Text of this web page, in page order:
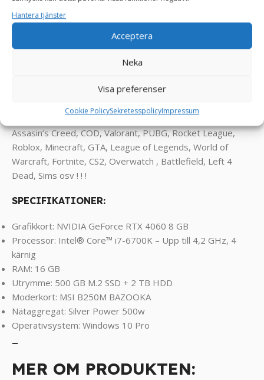
Hantera tjänster
Acceptera
Neka
Visa preferenser
Cookie PolicySekretesspolicyImpressum
Med flera färgalternativ kan du anpassa belysningen för att
matcha din personliga stil och speltema. För att säkerställa
att komponenterna håller sig svala under intensiva
spelsessioner är chassit utrustat med tre fläktar – två på
Klarar spel som Enshrouded, Palworld, FarCry, RDR2,
Assasin’s Creed, COD, Valorant, PUBG, Rocket League,
Roblox, Minecraft, GTA, League of Legends, World of
Warcraft, Fortnite, CS2, Overwatch , Battlefield, Left 4
Dead, Sims osv ! ! !
SPECIFIKATIONER:
Grafikkort: NVIDIA GeForce RTX 4060 8 GB
Processor: Intel® Core™ i7-6700K – Upp till 4,2 GHz, 4
kärnig
RAM: 16 GB
Utrymme: 500 GB M.2 SSD + 2 TB HDD
Moderkort: MSI B250M BAZOOKA
Nätaggregat: Silver Power 500w
Operativsystem: Windows 10 Pro
MER OM PRODUKTEN: